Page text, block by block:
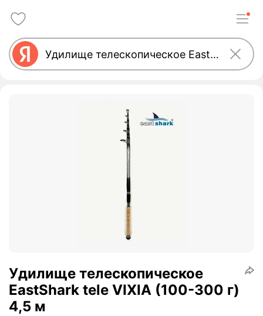
Удилище телескопическое
EastShark tele VIXIA (100-300 г)
4,5 м